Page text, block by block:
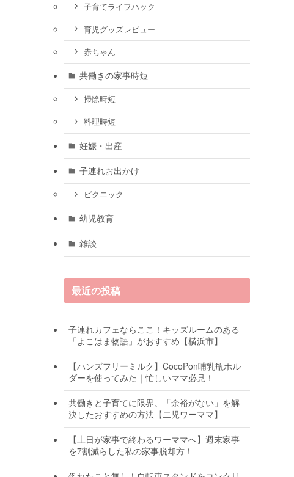
子育てライフハック
育児グッズレビュー
赤ちゃん
共働きの家事時短
掃除時短
料理時短
妊娠・出産
子連れお出かけ
ピクニック
幼児教育
雑談
最近の投稿
子連れカフェならここ！キッズルームのある
「よこはま物語」がおすすめ【横浜市】
【ハンズフリーミルク】CocoPon哺乳瓶ホル
ダーを使ってみた｜忙しいママ必見！
共働きと子育てに限界。「余裕がない」を解
決したおすすめの方法【二児ワーママ】
【土日が家事で終わるワーママへ】週末家事
を7割減らした私の家事脱却方！